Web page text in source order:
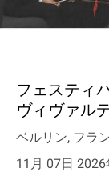
フェスティ
ヴィヴァル
ベルリン, フラ
11月 07日 2026